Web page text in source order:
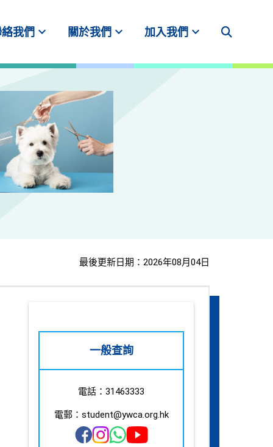
我們 expand_more 關於我們 expand_more 加入我們 expand_more
最後更新日期：2026年08月04日
一般查詢
電話：31463333
電郵：student@ywca.org.hk